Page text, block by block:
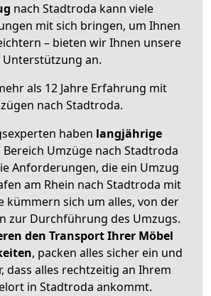
nach Stadtroda kann viele
mit sich bringen, um Ihnen
– bieten wir Ihnen unsere
Unterstützung an.
als 12 Jahre Erfahrung mit
nach Stadtroda.
haben langjährige
Bereich Umzüge nach Stadtroda
Anforderungen, die ein Umzug
am Rhein nach Stadtroda mit
kümmern sich um alles, von der
zur Durchführung des Umzugs.
den Transport Ihrer Möbel
, packen alles sicher ein und
dass alles rechtzeitig an Ihrem
in Stadtroda ankommt.